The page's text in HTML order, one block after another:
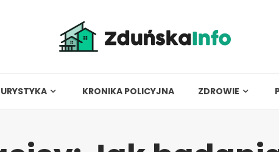
KRONIKA POLICYJNA ZDROWIE